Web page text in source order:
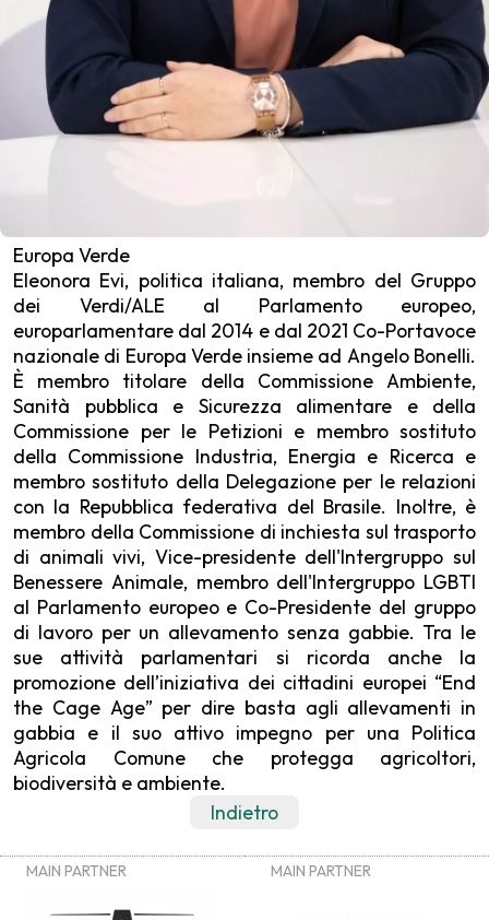
Europa Verde
Eleonora Evi, politica italiana, membro del Gruppo
dei Verdi/ALE al Parlamento europeo,
europarlamentare dal 2014 e dal 2021 Co-Portavoce
nazionale di Europa Verde insieme ad Angelo Bonelli.
È membro titolare della Commissione Ambiente,
Sanità pubblica e Sicurezza alimentare e della
Commissione per le Petizioni e membro sostituto
della Commissione Industria, Energia e Ricerca e
membro sostituto della Delegazione per le relazioni
con la Repubblica federativa del Brasile. Inoltre, è
membro della Commissione di inchiesta sul trasporto
di animali vivi, Vice-presidente dell'Intergruppo sul
Benessere Animale, membro dell'Intergruppo LGBTI
al Parlamento europeo e Co-Presidente del gruppo
di lavoro per un allevamento senza gabbie. Tra le
sue attività parlamentari si ricorda anche la
promozione dell’iniziativa dei cittadini europei “End
the Cage Age” per dire basta agli allevamenti in
gabbia e il suo attivo impegno per una Politica
Agricola Comune che protegga agricoltori,
biodiversità e ambiente.
Indietro